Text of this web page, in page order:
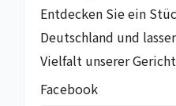
Entdecken Sie ein
Deutschland und
Vielfalt unserer
Facebook